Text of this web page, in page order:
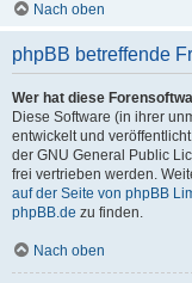
Nach oben
phpBB betreffende
Wer hat diese
Diese Software (in ihrer
entwickelt und
der GNU General Public
frei vertrieben werden.
auf der Seite von phpBB
phpBB.de zu finden.
Nach oben